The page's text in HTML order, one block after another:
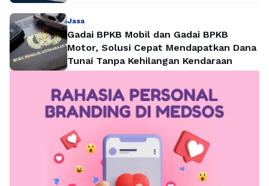
Jasa
Gadai BPKB Mobil dan Gadai BPKB
Motor, Solusi Cepat Mendapatkan Dana
Tunai Tanpa Kehilangan Kendaraan